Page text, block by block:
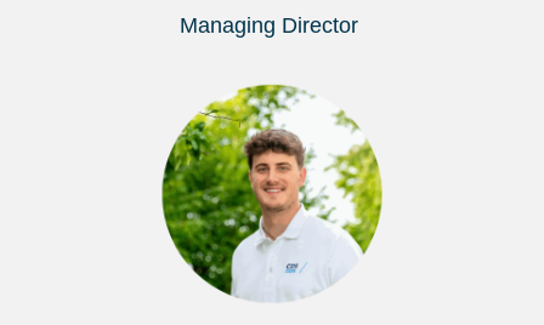
Managing Director